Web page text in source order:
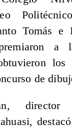
Tomás e
a
los
de
director